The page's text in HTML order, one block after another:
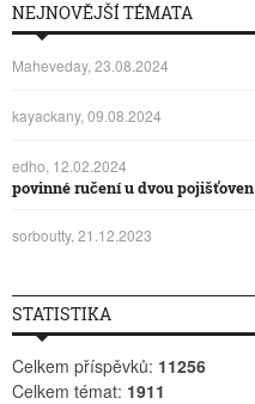
NEJNOVĚJŠÍ TÉMATA
Maheveday, 23.08.2024
kayackany, 09.08.2024
edho, 12.02.2024
povinné ručení u dvou pojišťoven
sorboutty, 21.12.2023
STATISTIKA
Celkem příspěvků: 11256
Celkem témat: 1911